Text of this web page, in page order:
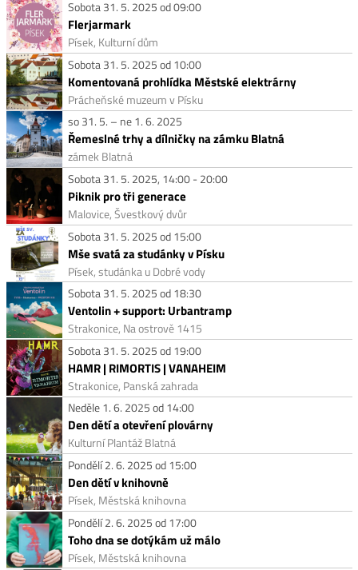
Sobota 31. 5. 2025 od 09:00
Flerjarmark
Písek, Kulturní dům
Sobota 31. 5. 2025 od 10:00
Komentovaná prohlídka Městské elektrárny
Prácheňské muzeum v Písku
so 31. 5. – ne 1. 6. 2025
Řemeslné trhy a dílničky na zámku Blatná
zámek Blatná
Sobota 31. 5. 2025, 14:00 - 20:00
Piknik pro tři generace
Malovice, Švestkový dvůr
Sobota 31. 5. 2025 od 15:00
Mše svatá za studánky v Písku
Písek, studánka u Dobré vody
Sobota 31. 5. 2025 od 18:30
Ventolin + support: Urbantramp
Strakonice, Na ostrově 1415
Sobota 31. 5. 2025 od 19:00
HAMR | RIMORTIS | VANAHEIM
Strakonice, Panská zahrada
Neděle 1. 6. 2025 od 14:00
Den dětí a otevření plovárny
Kulturní Plantáž Blatná
Pondělí 2. 6. 2025 od 15:00
Den dětí v knihovně
Písek, Městská knihovna
Pondělí 2. 6. 2025 od 17:00
Toho dna se dotýkám už málo
Písek, Městská knihovna